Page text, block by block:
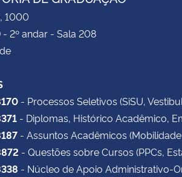
1000
2º andar - Sala 208
- Processos Seletivos (SiSU,
- Diplomas, Histórico Acadêmico,
- Assuntos Acadêmicos
- Questões sobre Cursos (PPCs,
- Núcleo de Apoio Administrativo-